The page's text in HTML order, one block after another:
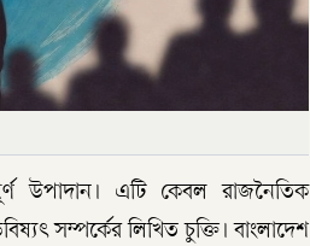
উপাদান। এটি কেবল রাজনৈতিক
সম্পর্কের লিখিত চুক্তি। বাংলাদেশ